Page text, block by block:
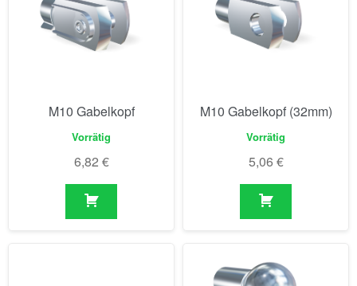
M10 Gabelkopf
Vorrätig
6,82 €
M10 Gabelkopf (32mm)
Vorrätig
5,06 €